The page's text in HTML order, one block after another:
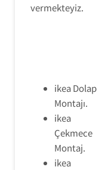
vermekteyiz.
ikea Dolap
Montajı.
ikea
Çekmece
Montaj.
ikea